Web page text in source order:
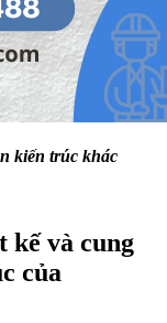
kiến trúc khác
kế và cung
của